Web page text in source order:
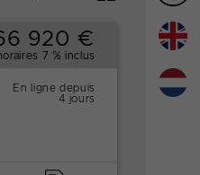
920 €
7 % inclus
En ligne depuis
4 jours